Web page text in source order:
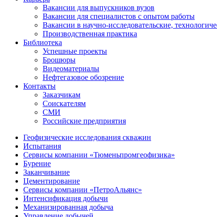
Вакансии для выпускников вузов
Вакансии для специалистов с опытом работы
Вакансии в научно-исследовательские,
Производственная практика
Библиотека
Успешные проекты
Брошюры
Видеоматериалы
Нефтегазовое обозрение
Контакты
Заказчикам
Соискателям
СМИ
Российские предприятия
Геофизические исследования скважин
Испытания
Сервисы компании «Тюменьпромгеофизика»
Бурение
Заканчивание
Цементирование
Сервисы компании «ПетроАльянс»
Интенсификация добычи
Механизированная добыча